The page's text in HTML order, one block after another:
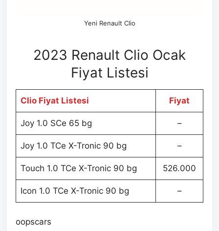
Yeni Renault Clio
2023 Renault Clio Ocak
Fiyat Listesi
Clio Fiyat Listesi Fiyat
Joy 1.0 SCe 65 bg –
Joy 1.0 TCe X-Tronic 90 bg –
Touch 1.0 TCe X-Tronic 90 bg 526.000
Icon 1.0 TCe X-Tronic 90 bg –
oopscars